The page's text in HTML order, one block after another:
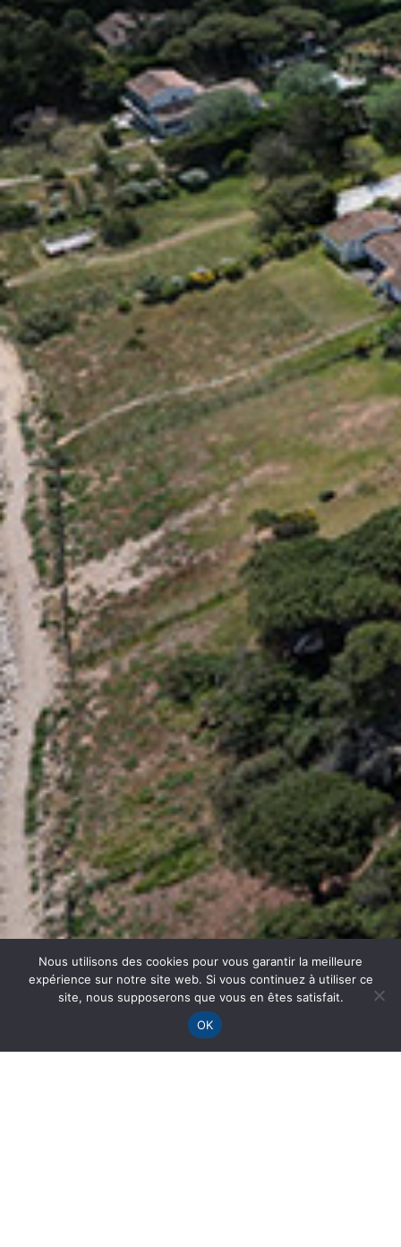
Nous utilisons des cookies pour vous garantir la meilleure
expérience sur notre site web. Si vous continuez à utiliser ce
site, nous supposerons que vous en êtes satisfait.
OK